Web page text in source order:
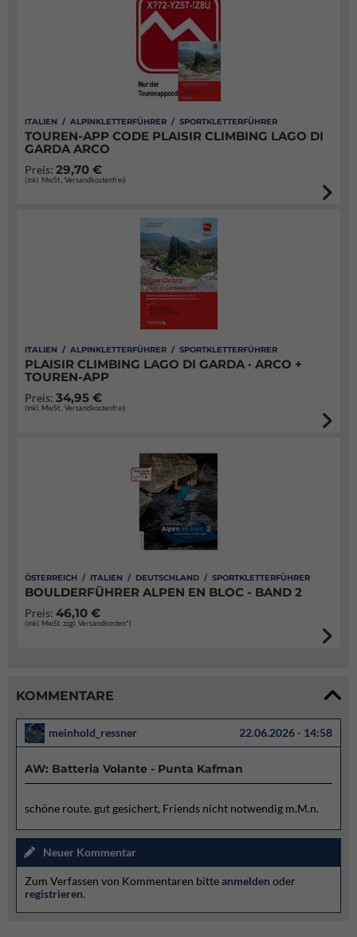
ITALIEN / ALPINKLETTERFÜHRER / SPORTKLETTERFÜHRER
TOUREN-APP CODE PLAISIR CLIMBING LAGO DI
GARDA ARCO
Preis: 29,70 €
(inkl. MwSt., Versandkostenfrei)
ITALIEN / ALPINKLETTERFÜHRER / SPORTKLETTERFÜHRER
PLAISIR CLIMBING LAGO DI GARDA · ARCO +
TOUREN-APP
Preis: 34,95 €
(inkl. MwSt., Versandkostenfrei)
ÖSTERREICH / ITALIEN / DEUTSCHLAND / SPORTKLETTERFÜHRER
BOULDERFÜHRER ALPEN EN BLOC - BAND 2
Preis: 46,10 €
(inkl. MwSt. zzgl. Versandkosten*)
KOMMENTARE
meinhold_ressner 22.06.2026 - 14:58
AW: Batteria Volante - Punta Kafman
schöne route. gut gesichert, Friends nicht notwendig m.M.n.
Neuer Kommentar
Zum Verfassen von Kommentaren bitteanmelden oder
registrieren.